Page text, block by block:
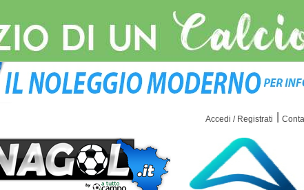
Accedi / Registrati